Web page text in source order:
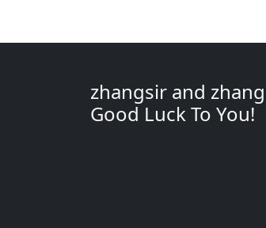
zhangsir and
Good Luck To You!